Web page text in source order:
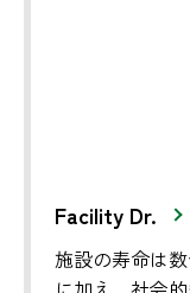
Facility Dr.
施設の寿命は